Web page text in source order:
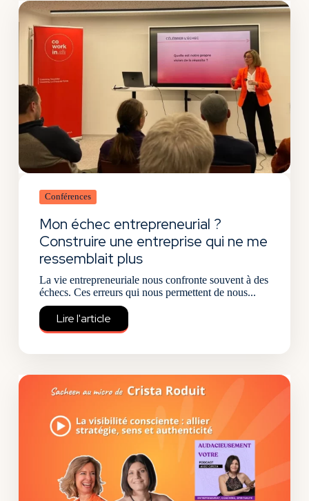
Conférences
Mon échec entrepreneurial ?
Construire une entreprise qui ne me
ressemblait plus
La vie entrepreneuriale nous confronte souvent à des
échecs. Ces erreurs qui nous permettent de nous...
Lire l'article